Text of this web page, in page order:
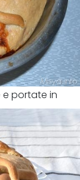
e portate in